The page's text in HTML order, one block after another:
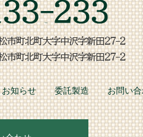
お知らせ 委託製造 お問い